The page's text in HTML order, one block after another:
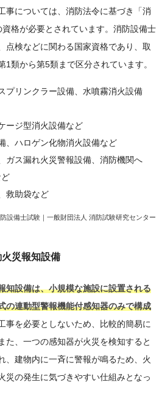
事については、消防法令に基づき「消
格が必要とされています。消防設備士
点検などに関わる国家資格であり、取
1類から第5類まで区分されています。
プリンクラー設備、水噴霧消火設備
ージ型消火設備など
、ハロゲン化物消火設備など
ガス漏れ火災警報設備、消防機関へ
救助袋など
設備士試験｜一般財団法人 消防試験研究センター
災報知設備
知設備は、小規模な施設に設置される
の連動型警報機能付感知器のみで構成
事を必要としないため、比較的簡易に
た、一つの感知器が火災を検知すると
、建物内に一斉に警報が鳴るため、火
災の発生に気づきやすい仕組みとなっ